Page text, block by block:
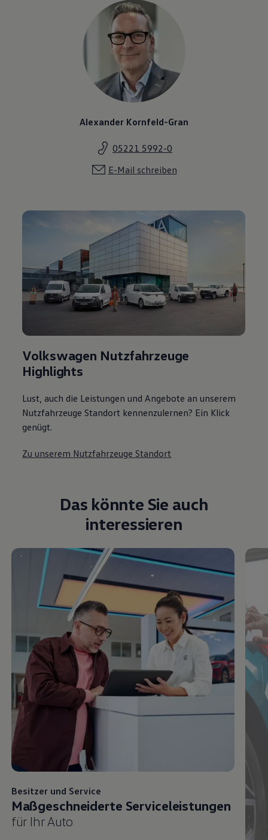
Alexander Kornfeld-Gran
05221 5992-0
E-Mail schreiben
Volkswagen Nutzfahrzeuge
Highlights
Lust, auch die Leistungen und Angebote an unserem
Nutzfahrzeuge Standort kennenzulernen? Ein Klick
genügt.
Zu unserem Nutzfahrzeuge Standort
Das könnte Sie auch
interessieren
Besitzer und Service
Maßgeschneiderte Serviceleistungen
für Ihr Auto